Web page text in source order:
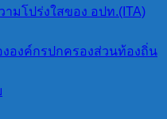
มโปร่งใสของ อปท.(ITA)
องค์กรปกครองส่วนท้องถิ่น